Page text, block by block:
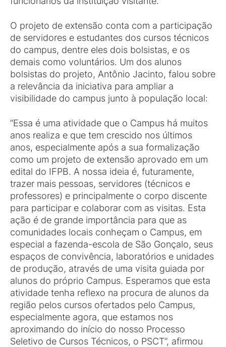
O projeto de extensão conta com a participação
de servidores e estudantes dos cursos técnicos
do campus, dentre eles dois bolsistas, e os
demais como voluntários. Um dos alunos
bolsistas do projeto, Antônio Jacinto, falou sobre
a relevância da iniciativa para ampliar a
visibilidade do campus junto à população local:
“Essa é uma atividade que o Campus há muitos
anos realiza e que tem crescido nos últimos
anos, especialmente após a sua formalização
como um projeto de extensão aprovado em um
edital do IFPB. A nossa ideia é, futuramente,
trazer mais pessoas, servidores (técnicos e
professores) e principalmente o corpo discente
para participar e colaborar com as visitas. Esta
ação é de grande importância para que as
comunidades locais conheçam o Campus, em
especial a fazenda-escola de São Gonçalo, seus
espaços de convivência, laboratórios e unidades
de produção, através de uma visita guiada por
alunos do próprio Campus. Esperamos que esta
atividade tenha reflexo na procura de alunos da
região pelos cursos ofertados pelo Campus,
especialmente agora, que estamos nos
aproximando do início do nosso Processo
Seletivo de Cursos Técnicos, o PSCT”, afirmou